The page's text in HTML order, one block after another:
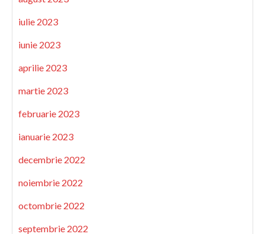
iulie 2023
iunie 2023
aprilie 2023
martie 2023
februarie 2023
ianuarie 2023
decembrie 2022
noiembrie 2022
octombrie 2022
septembrie 2022